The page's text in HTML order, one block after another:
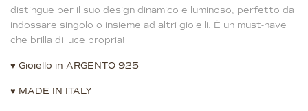
distingue per il suo design dinamico e luminoso, perfetto da
indossare singolo o insieme ad altri gioielli. È un must-have
che brilla di luce propria!
♥ Gioiello in ARGENTO 925
♥ MADE IN ITALY